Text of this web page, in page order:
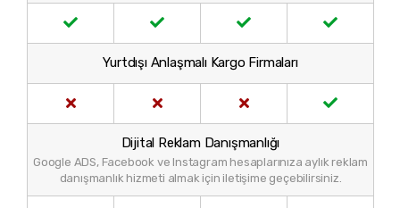
Yurtdışı Anlaşmalı Kargo Firmaları
Dijital Reklam Danışmanlığı
Google ADS, Facebook ve Instagram hesaplarınıza aylık reklam
danışmanlık hizmeti almak için iletişime geçebilirsiniz.